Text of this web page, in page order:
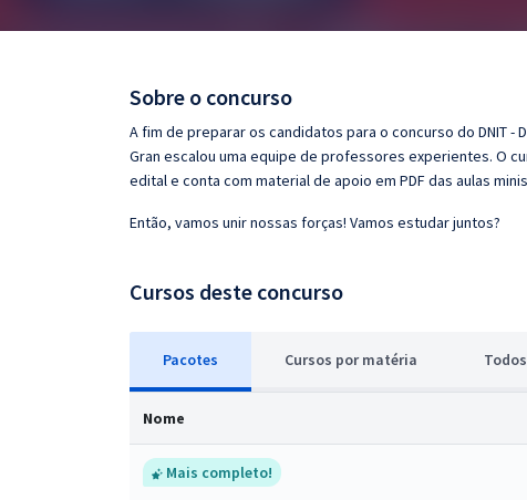
Questões grátis
Sobre o concurso
A fim de preparar os candidatos para o concurso do DNIT
Gran escalou uma equipe de professores experientes. O
edital e conta com material de apoio em PDF das aulas
Então, vamos unir nossas forças! Vamos estudar juntos?
Cursos deste concurso
Pacotes Cursos por matéria Todos
Nome
Mais completo!